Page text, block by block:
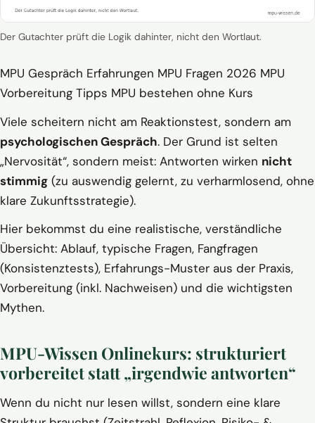
Der Gutachter prüft die Logik dahinter, nicht den Wortlaut.
MPU Gespräch Erfahrungen MPU Fragen 2026 MPU
Vorbereitung Tipps MPU bestehen ohne Kurs
Viele scheitern nicht am Reaktionstest, sondern am
psychologischen Gespräch. Der Grund ist selten
„Nervosität“, sondern meist: Antworten wirken nicht
stimmig (zu auswendig gelernt, zu verharmlosend, ohne
klare Zukunftsstrategie).
Hier bekommst du eine realistische, verständliche
Übersicht: Ablauf, typische Fragen, Fangfragen
(Konsistenztests), Erfahrungs-Muster aus der Praxis,
Vorbereitung (inkl. Nachweisen) und die wichtigsten
Mythen.
MPU-Wissen Onlinekurs: strukturiert
vorbereitet statt „irgendwie antworten“
Wenn du nicht nur lesen willst, sondern eine klare